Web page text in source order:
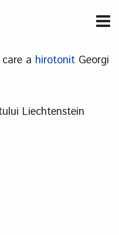
a hirotonit Georgi
Liechtenstein